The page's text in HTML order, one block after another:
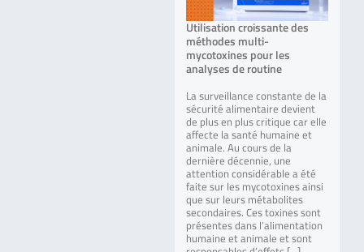
Utilisation croissante des
méthodes multi-
mycotoxines pour les
analyses de routine
La surveillance constante de la
sécurité alimentaire devient
de plus en plus critique car elle
affecte la santé humaine et
animale. Au cours de la
dernière décennie, une
attention considérable a été
faite sur les mycotoxines ainsi
que sur leurs métabolites
secondaires. Ces toxines sont
présentes dans l’alimentation
humaine et animale et sont